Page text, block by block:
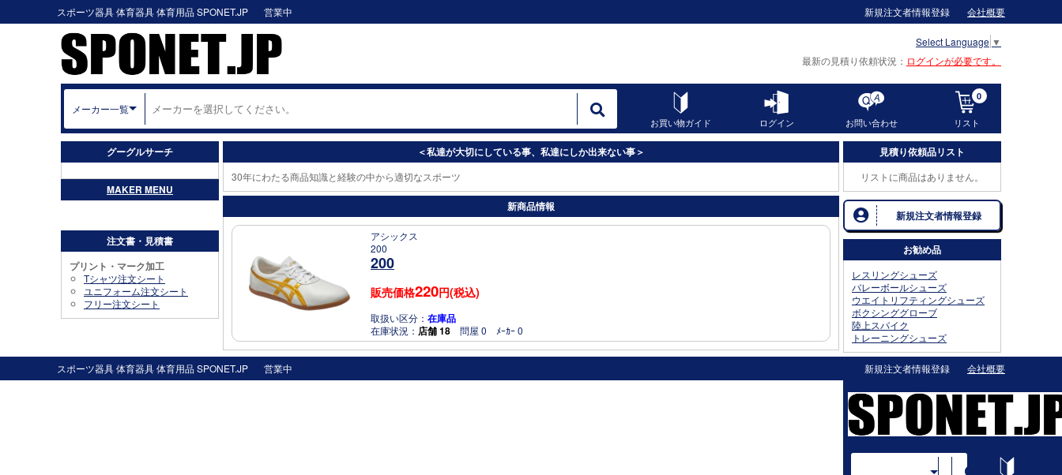
スポーツ器具 体育器具 体育用品 SPONET.JP 営業中 新規注文者情報登録 会社概要
最新の見積り依頼状況 ログインが必要です。
Select Language ▼
メーカー一覧
お買い物ガイド ログイン お問い合わせ リスト
0
＜私達が大切にしている事、私達にしか出来ない事＞
30年にわたる商品知識と経験の中から適切なスポーツ用品・体育器具・体育施
新商品情報
アシックス
200
200
販売価格220円(税込)
取扱い区分： 在庫品
在庫状況： 店舗 18 問屋 0 ﾒｰｶｰ 0
グーグルサーチ
MAKER MENU
注文書・見積書
プリント・マーク加工
Tシャツ注文シート
ユニフォーム注文シート
フリー注文シート
見積り依頼品リスト
リストに商品はありません。
新規注文者情報登録
お勧め品
レスリングシューズ
バレーボールシューズ
ウエイトリフティングシューズ
ボクシンググローブ
陸上スパイク
トレーニングシューズ
スポーツ器具 体育器具 体育用品 SPONET.JP 営業中 新規注文者情報登録 会社概要